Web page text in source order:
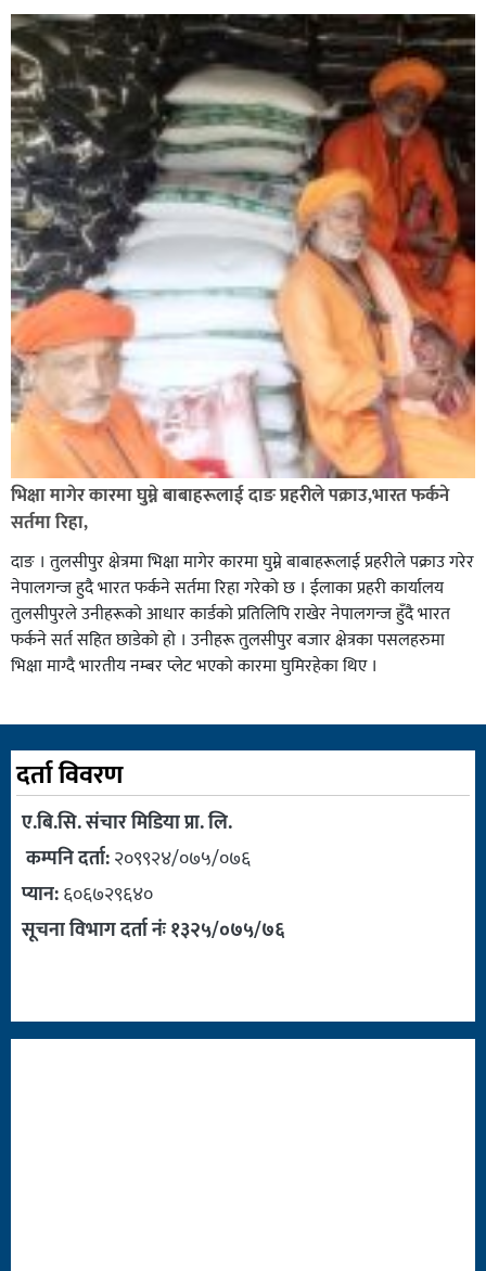
भिक्षा मागेर कारमा घुम्ने बाबाहरूलाई दाङ प्रहरीले पक्राउ,भारत फर्कने
सर्तमा रिहा,
दाङ । तुलसीपुर क्षेत्रमा भिक्षा मागेर कारमा घुम्ने बाबाहरूलाई प्रहरीले पक्राउ गरेर
नेपालगन्ज हुदै भारत फर्कने सर्तमा रिहा गरेको छ । ईलाका प्रहरी कार्यालय
तुलसीपुरले उनीहरूको आधार कार्डको प्रतिलिपि राखेर नेपालगन्ज हुँदै भारत
फर्कने सर्त सहित छाडेको हो । उनीहरू तुलसीपुर बजार क्षेत्रका पसलहरुमा
भिक्षा माग्दै भारतीय नम्बर प्लेट भएको कारमा घुमिरहेका थिए ।
दर्ता विवरण
ए.बि.सि. संचार मिडिया प्रा. लि.
कम्पनि दर्ता:२०९९२४/०७५/०७६
प्यान:६०६७२९६४०
सूचना विभाग दर्ता नंः १३२५/०७५/७६